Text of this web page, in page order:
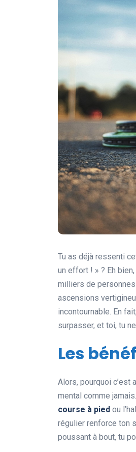
Tu as déjà ressenti
un effort ! » ? Eh bien,
milliers de
ascensions
incontournable. En
surpasser, et toi, tu
Les
Alors, pourquoi c’est
mental comme
course à pied ou
régulier renforce ton
poussant à bout, tu